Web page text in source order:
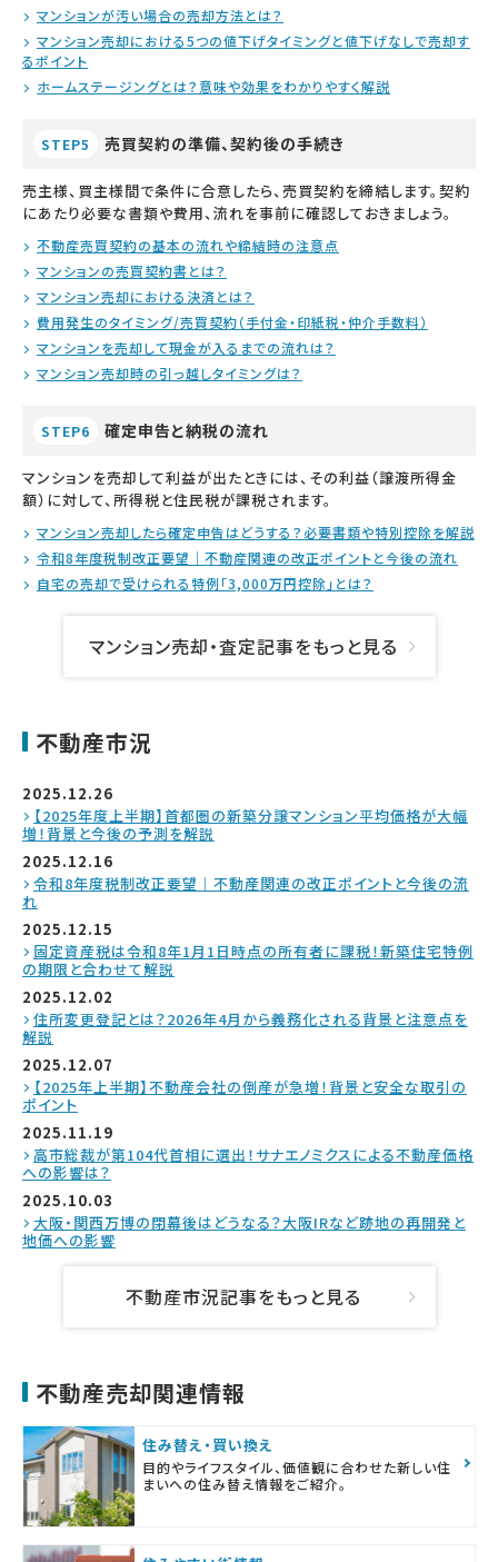
マンションが汚い場合の売却方法とは？
マンション売却における5つの値下げタイミングと値下げなしで売却す
るポイント
ホームステージングとは？意味や効果をわかりやすく解説
STEP5 売買契約の準備、契約後の手続き
売主様、買主様間で条件に合意したら、売買契約を締結します。契約
にあたり必要な書類や費用、流れを事前に確認しておきましょう。
不動産売買契約の基本の流れや締結時の注意点
マンションの売買契約書とは？
マンション売却における決済とは？
費用発生のタイミング/売買契約（手付金・印紙税・仲介手数料）
マンションを売却して現金が入るまでの流れは？
マンション売却時の引っ越しタイミングは？
STEP6 確定申告と納税の流れ
マンションを売却して利益が出たときには、その利益（譲渡所得金
額）に対して、所得税と住民税が課税されます。
マンション売却したら確定申告はどうする？必要書類や特別控除を解説
令和8年度税制改正要望｜不動産関連の改正ポイントと今後の流れ
自宅の売却で受けられる特例「3,000万円控除」とは？
マンション売却・査定記事をもっと見る
不動産市況
2025.12.26
【2025年度上半期】首都圏の新築分譲マンション平均価格が大幅
増！背景と今後の予測を解説
2025.12.16
令和8年度税制改正要望｜不動産関連の改正ポイントと今後の流
れ
2025.12.15
固定資産税は令和8年1月1日時点の所有者に課税！新築住宅特例
の期限と合わせて解説
2025.12.02
住所変更登記とは？2026年4月から義務化される背景と注意点を
解説
2025.12.07
【2025年上半期】不動産会社の倒産が急増！背景と安全な取引の
ポイント
2025.11.19
高市総裁が第104代首相に選出！サナエノミクスによる不動産価格
への影響は？
2025.10.03
大阪・関西万博の閉幕後はどうなる？大阪IRなど跡地の再開発と
地価への影響
不動産市況記事をもっと見る
不動産売却関連情報
住み替え・買い換え
目的やライフスタイル、価値観に合わせた新しい住
まいへの住み替え情報をご紹介。